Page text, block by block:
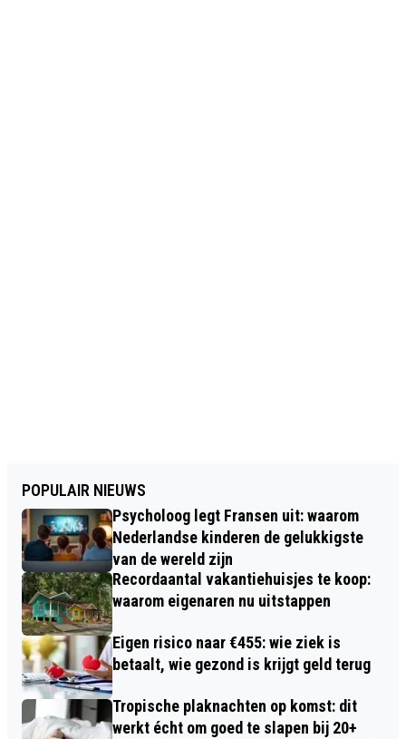
POPULAIR NIEUWS
Psycholoog legt Fransen uit: waarom
Nederlandse kinderen de gelukkigste
van de wereld zijn
Recordaantal vakantiehuisjes te koop:
waarom eigenaren nu uitstappen
Eigen risico naar €455: wie ziek is
betaalt, wie gezond is krijgt geld terug
Tropische plaknachten op komst: dit
werkt écht om goed te slapen bij 20+